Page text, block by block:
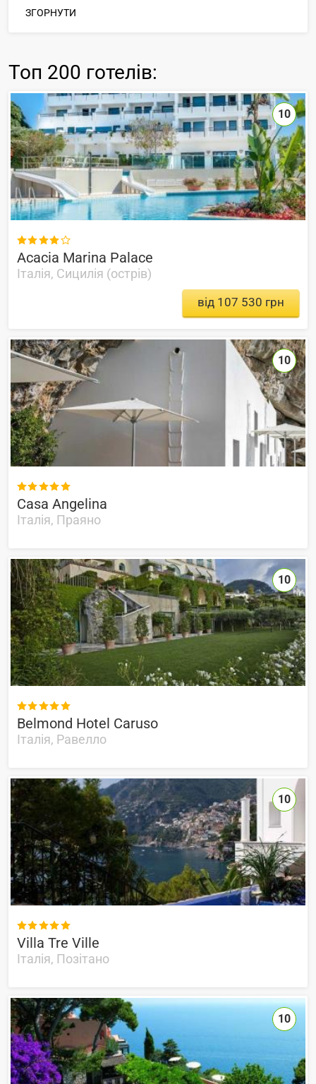
ЗГОРНУТИ
Топ 200 готелів:

Acacia Marina Palace
Італія, Сицилія (острів)
10
від 107 530 грн

Casa Angelina
Італія, Праяно
10

Belmond Hotel Caruso
Італія, Равелло
10

Villa Tre Ville
Італія, Позітано
10
10